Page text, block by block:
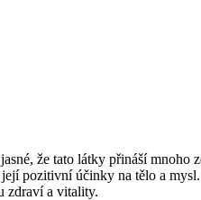
že tato látky přináší
pozitivní účinky na tělo a
zdraví a vitality.